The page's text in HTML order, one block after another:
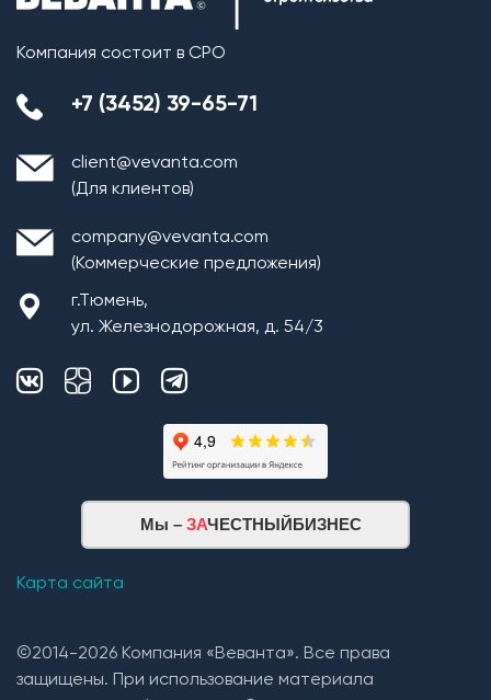
Монтаж плит перекрытия
Кровельная система
1. Монтаж стропильной системы из пиломатериала
(Технониколь, Дёке) и Металлочерепицы (в
зависимости от проекта и предпочтений Заказчика).
Компания состоит в СРО
+7 (3452) 39-65-71
client@vevanta.com
(Для клиентов)
company@vevanta.com
(Коммерческие предложения)
г.Тюмень,
ул. Железнодорожная, д. 54/3
Мы – ЗАЧЕСТНЫЙБИЗНЕС
Карта сайта
©2014-2026 Компания «Веванта». Все права
защищены. При использование материала